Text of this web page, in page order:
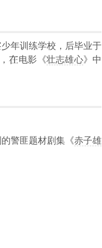
年训练学校，后毕业于
电影《壮志雄心》中
的警匪题材剧集《赤子雄